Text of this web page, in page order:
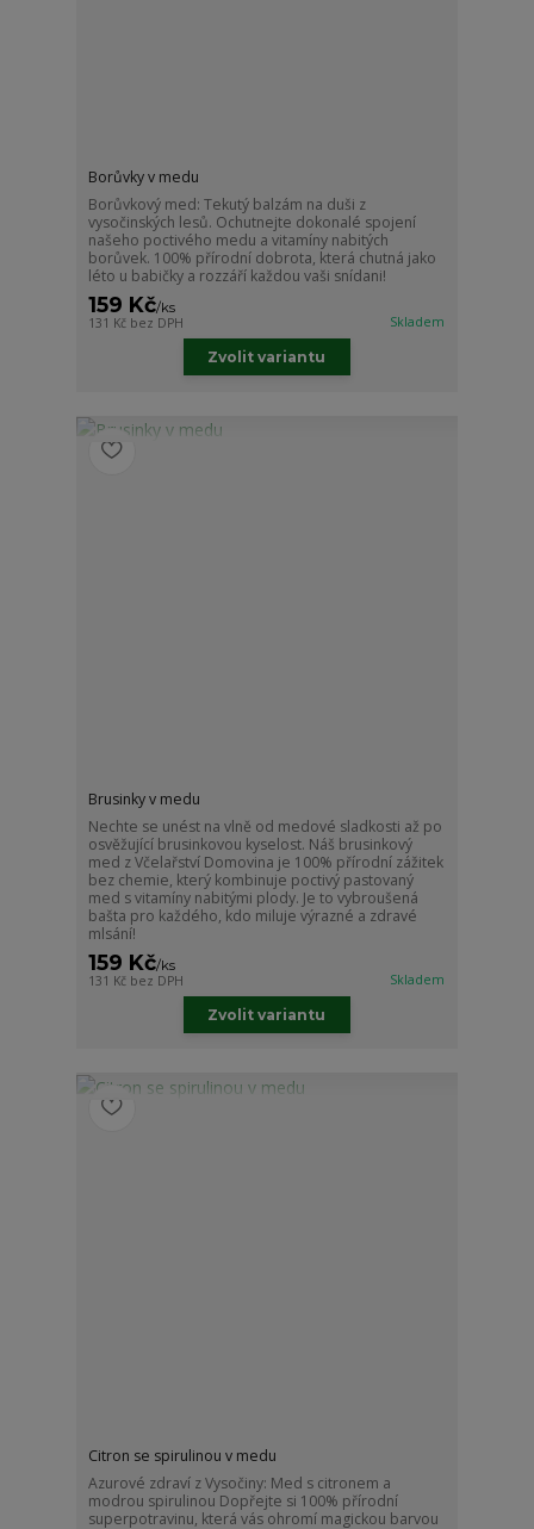
Borůvky v medu
Borůvkový med: Tekutý balzám na duši z
vysočinských lesů. Ochutnejte dokonalé spojení
našeho poctivého medu a vitamíny nabitých
borůvek. 100% přírodní dobrota, která chutná jako
léto u babičky a rozzáří každou vaši snídani!
159 Kč/ks
131 Kč bez DPH Skladem
Zvolit variantu
Brusinky v medu
Nechte se unést na vlně od medové sladkosti až po
osvěžující brusinkovou kyselost. Náš brusinkový
med z Včelařství Domovina je 100% přírodní zážitek
bez chemie, který kombinuje poctivý pastovaný
med s vitamíny nabitými plody. Je to vybroušená
bašta pro každého, kdo miluje výrazné a zdravé
mlsání!
159 Kč/ks
131 Kč bez DPH Skladem
Zvolit variantu
Citron se spirulinou v medu
Azurové zdraví z Vysočiny: Med s citronem a
modrou spirulinou Dopřejte si 100% přírodní
superpotravinu, která vás ohromí magickou barvou